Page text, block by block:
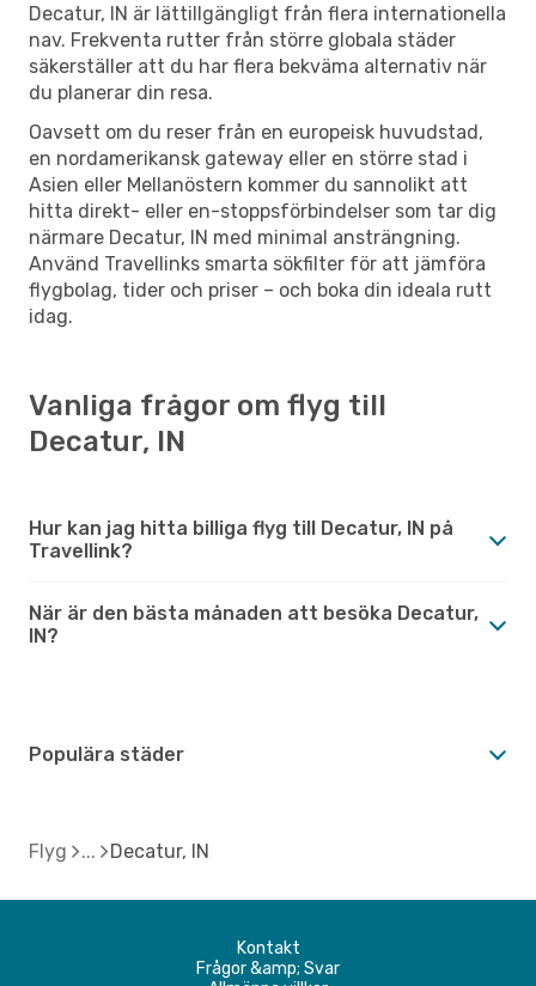
Decatur, IN är lättillgängligt från flera internationella
nav. Frekventa rutter från större globala städer
säkerställer att du har flera bekväma alternativ när
du planerar din resa.
Oavsett om du reser från en europeisk huvudstad,
en nordamerikansk gateway eller en större stad i
Asien eller Mellanöstern kommer du sannolikt att
hitta direkt- eller en-stoppsförbindelser som tar dig
närmare Decatur, IN med minimal ansträngning.
Använd Travellinks smarta sökfilter för att jämföra
flygbolag, tider och priser – och boka din ideala rutt
idag.
Vanliga frågor om flyg till
Decatur, IN
Hur kan jag hitta billiga flyg till Decatur, IN på
Travellink?
När är den bästa månaden att besöka Decatur,
IN?
Populära städer
Flyg Decatur, IN
Kontakt
Frågor &amp; Svar